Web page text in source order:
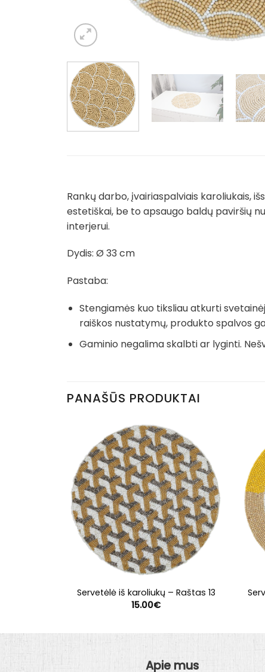
Rankų darbo, įvairiaspalviais karoliukais,
estetiškai, be to apsaugo baldų paviršių
interjerui.
Dydis: Ø 33 cm
Pastaba:
Stengiamės kuo tiksliau atkurti
raiškos nustatymų, produkto spalvos
Gaminio negalima skalbti ar lyginti.
PANAŠŪS PRODUKTAI
Servetėlė iš karoliukų – Raštas 13
15.00€
Apie mus